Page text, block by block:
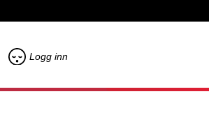
Logg inn